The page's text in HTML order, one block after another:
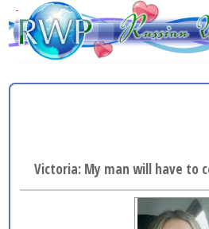
Victoria: My man will have to